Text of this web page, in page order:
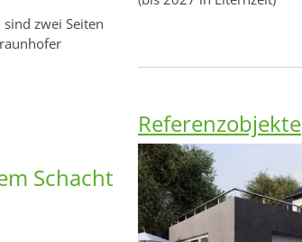
zwei Seiten
Schacht
Referenzobjekte